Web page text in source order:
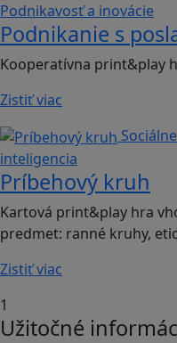
Podnikavosť a inovácie
Podnikanie s
Kooperatívna print&play
Zistiť viac
inteligencia
Príbehový kruh
Kartová print&play hra
predmet: ranné kruhy,
Zistiť viac
1
Užitočné